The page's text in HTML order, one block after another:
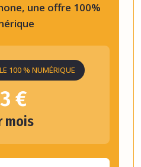
une offre 100%
100 % NUMÉRIQUE
€
mois